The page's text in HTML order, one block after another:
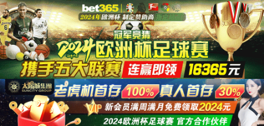
“/”应用程序中的服务器错误。
无法找到资源。
说明:HTTP 404。您正在查找的资源(或者它的一个依赖项)可能已被移除，或其名称已更
改，或暂时不可用。请检查以下 URL 并确保其拼写正确。
请求的 URL:/ygyd/info_24.aspx
版本信息:Microsoft .NET Framework 版本:4.0.30319; ASP.NET 版本:4.8.4797.0